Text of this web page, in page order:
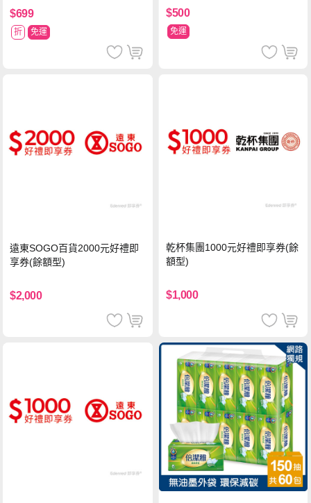
$699
折 免運
$500
免運
遠東SOGO百貨2000元好禮即
享券(餘額型)
$2,000
乾杯集團1000元好禮即享券(餘
額型)
$1,000